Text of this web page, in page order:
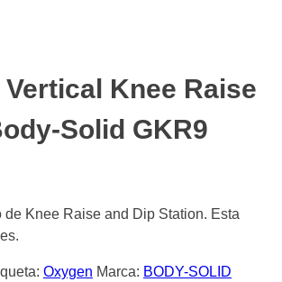
Knee Raise
Solid GKR9
de Knee Raise and Dip Station. Esta
Oxygen Marca: BODY-SOLID